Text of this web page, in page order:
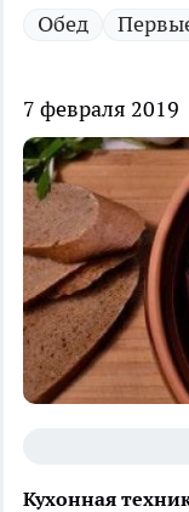
Обед
7 февраля 2019
Кухонная